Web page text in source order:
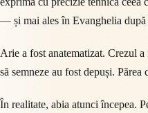
— și mai ales în Evanghelia după
Arie a fost anatematizat. Crezul
să semneze au fost depuși. Părea
În realitate, abia atunci începea.